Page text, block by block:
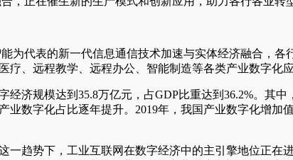
为代表的新一代信息通信技术加速与实体经济融合，
、远程教学、远程办公、智能制造等各类产业数字化
济规模达到35.8万亿元，占GDP比重达到36.2%。其
数字化占比逐年提升。2019年，我国产业数字化增加
趋势下，工业互联网在数字经济中的主引擎地位正在